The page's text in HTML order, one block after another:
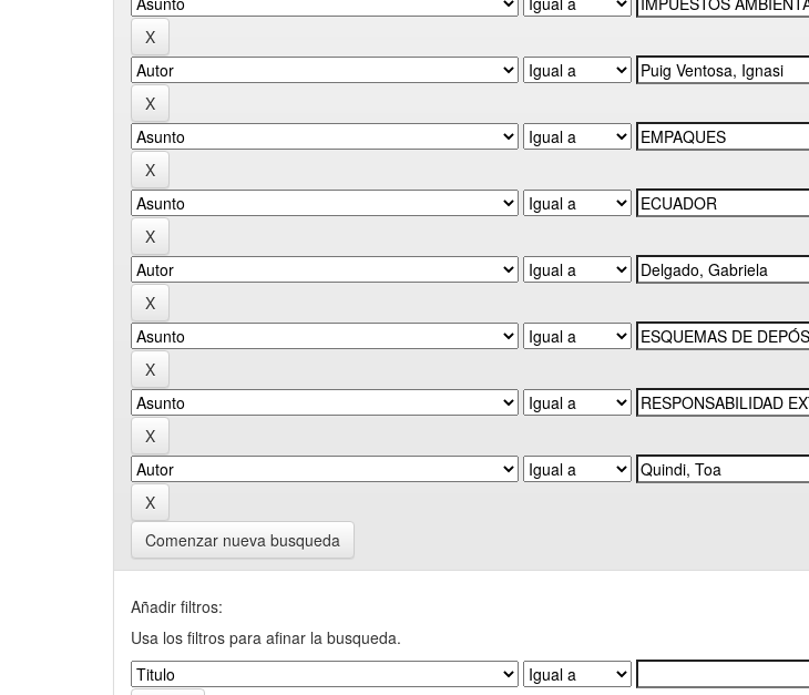
Comenzar nueva busqueda
Añadir filtros:
Usa los filtros para afinar la busqueda.